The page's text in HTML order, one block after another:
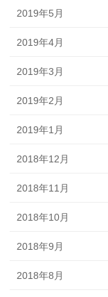
2019年5月
2019年4月
2019年3月
2019年2月
2019年1月
2018年12月
2018年11月
2018年10月
2018年9月
2018年8月